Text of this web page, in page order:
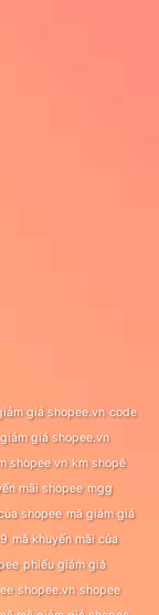
giá shopee.vn code
giảm giá shopee.vn
shopee vn km shopê
mãi shopee mgg
shopee mã giảm giá
mã khuyến mãi của
phiếu giảm giá
shopee.vn shopee